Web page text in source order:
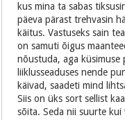
kus mina ta sabas
päeva pärast trehvasin
käitus. Vastuseks sain
on samuti õigus
nõustuda, aga
liiklusseaduses nende
käivad, saadeti mind
Siis on üks sort sellist
sõita. Seda nii suurte